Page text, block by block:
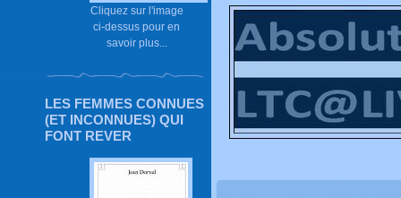
Cliquez sur l'image
ci-dessus pour en
savoir plus...
LES FEMMES CONNUES
(ET INCONNUES) QUI
FONT REVER